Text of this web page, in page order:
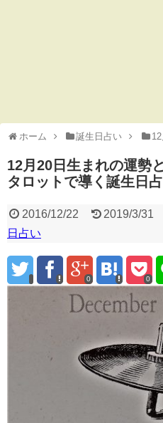
ホーム 誕生日占い
12月20日生まれの運勢
タロットで導く誕生日占
2016/12/22 2019/3/31
日占い
0 0